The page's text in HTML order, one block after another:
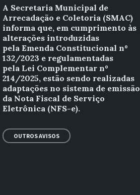
A Secretaria Municipal de
Arrecadação e Coletoria (SMAC)
informa que, em cumprimento às
alterações introduzidas
pela Emenda Constitucional nº
132/2023 e regulamentadas
pela Lei Complementar nº
214/2025, estão sendo realizadas
adaptações no sistema de emissão
da Nota Fiscal de Serviço
Eletrônica (NFS-e).
OUTROS AVISOS